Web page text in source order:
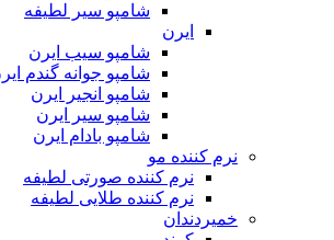
شامپو سیر لطیفه
ایرن
شامپو سیب ایرن
شامپو جوانه گندم
شامپو انجیر ایرن
شامپو سیر ایرن
شامپو بادام ایرن
نرم کننده مو
نرم کننده صورتی لطیفه
نرم کننده طلایی لطیفه
خمیردندان